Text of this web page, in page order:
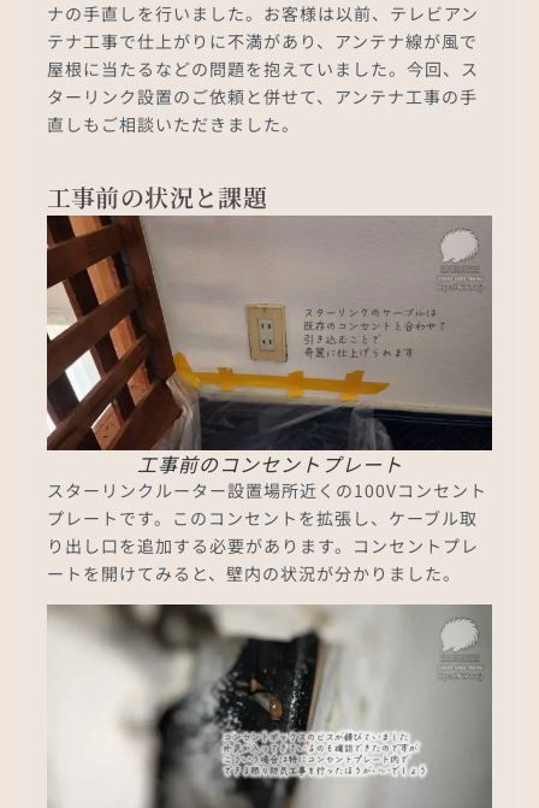
ナの手直しを行いました。お客様は以前、テレビアン
テナ工事で仕上がりに不満があり、アンテナ線が風で
屋根に当たるなどの問題を抱えていました。今回、ス
ターリンク設置のご依頼と併せて、アンテナ工事の手
直しもご相談いただきました。
工事前の状況と課題
工事前のコンセントプレート
スターリンクルーター設置場所近くの100Vコンセント
プレートです。このコンセントを拡張し、ケーブル取
り出し口を追加する必要があります。コンセントプレ
ートを開けてみると、壁内の状況が分かりました。